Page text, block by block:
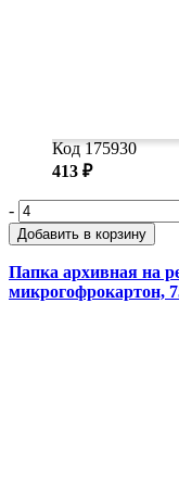
Код 175930
413 ₽
-
Добавить в корзину
Папка архивная на
микрогофрокартон,